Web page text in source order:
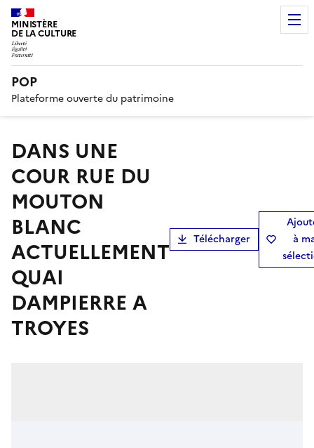
MINISTÈRE
DE LA CULTURE
POP
Plateforme ouverte du patrimoine
DANS UNE
COUR RUE DU
MOUTON
BLANC
ACTUELLEMENT
QUAI
DAMPIERRE A
TROYES
Télécharger
à